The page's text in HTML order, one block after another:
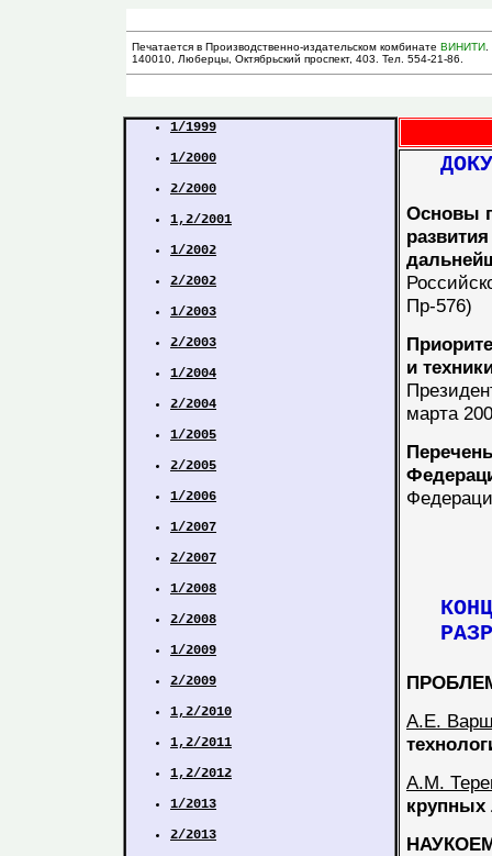
Печатается в Производственно-издательском комбинате ВИНИТИ
140010, Люберцы, Октябрьский проспект, 403. Тел. 554-21-86.
1/1999
1/2000
2/2000
1,2/2001
1/2002
2/2002
1/2003
2/2003
1/2004
2/2004
1/2005
2/2005
1/2006
1/2007
2/2007
1/2008
2/2008
1/2009
2/2009
1,2/2010
1,2/2011
1,2/2012
1/2013
2/2013
Основы
Пр-576)
и
марта
А.Е.
А.М.
крупных